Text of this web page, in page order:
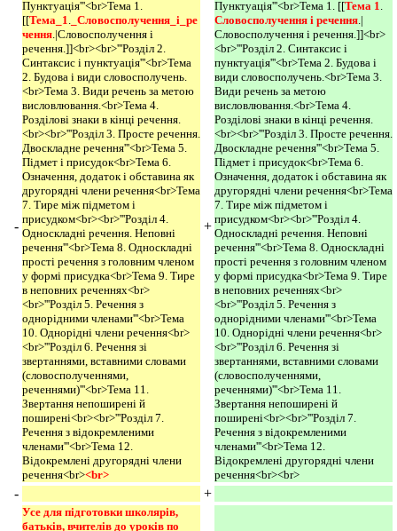
-
Пунктуація'''<br>Тема 1.
[[Тема_1. _Словосполучення_і_ре
чення.|Словосполучення і
речення.]]<br><br>'''Розділ 2.
Синтаксис і пунктуація'''<br>Тема
2. Будова і види словосполучень.
<br>Тема 3. Види речень за метою
висловлювання.<br>Тема 4.
Розділові знаки в кінці речення.
<br><br>'''Розділ 3. Просте речення.
Двоскладне речення'''<br>Тема 5.
Підмет і присудок<br>Тема 6.
Означення, додаток і обставина як
другорядні члени речення<br>Тема
7. Тире між підметом і
присудком<br><br>'''Розділ 4.
Односкладні речення. Неповні
речення'''<br>Тема 8. Односкладні
прості речення з головним членом
у формі присудка<br>Тема 9. Тире
в неповних реченнях<br>
<br>'''Розділ 5. Речення з
однорідними членами'''<br>Тема
10. Однорідні члени речення<br>
<br>'''Розділ 6. Речення зі
звертаннями, вставними словами
(словосполученнями,
реченнями)'''<br>Тема 11.
Звертання непоширені й
поширені<br><br>'''Розділ 7.
Речення з відокремленими
членами'''<br>Тема 12.
Відокремлені другорядні члени
речення<br><br>
+
Пунктуація'''<br>Тема 1. [[Тема 1.
Словосполучення і речення.|
Словосполучення і речення.]]<br>
<br>'''Розділ 2. Синтаксис і
пунктуація'''<br>Тема 2. Будова і
види словосполучень.<br>Тема 3.
Види речень за метою
висловлювання.<br>Тема 4.
Розділові знаки в кінці речення.
<br><br>'''Розділ 3. Просте речення.
Двоскладне речення'''<br>Тема 5.
Підмет і присудок<br>Тема 6.
Означення, додаток і обставина як
другорядні члени речення<br>Тема
7. Тире між підметом і
присудком<br><br>'''Розділ 4.
Односкладні речення. Неповні
речення'''<br>Тема 8. Односкладні
прості речення з головним членом
у формі присудка<br>Тема 9. Тире
в неповних реченнях<br>
<br>'''Розділ 5. Речення з
однорідними членами'''<br>Тема
10. Однорідні члени речення<br>
<br>'''Розділ 6. Речення зі
звертаннями, вставними словами
(словосполученнями,
реченнями)'''<br>Тема 11.
Звертання непоширені й
поширені<br><br>'''Розділ 7.
Речення з відокремленими
членами'''<br>Тема 12.
Відокремлені другорядні члени
речення<br><br>
- +
Усе для підготовки школярів,
батьків, вчителів до уроків по